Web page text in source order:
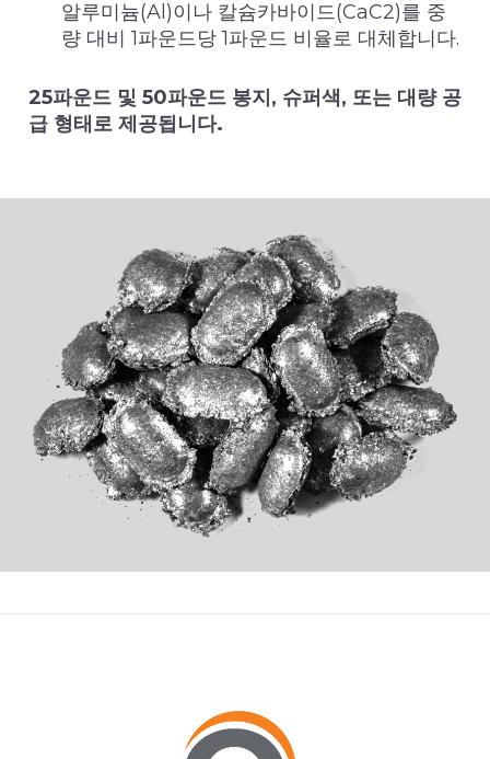
알루미늄(Al)이나 칼슘카바이드(CaC2)를 중
량 대비 1파운드당 1파운드 비율로 대체합니다.
25파운드 및 50파운드 봉지, 슈퍼색, 또는 대량 공
급 형태로 제공됩니다.